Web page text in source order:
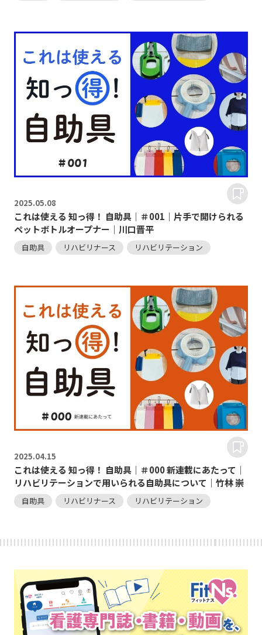
2025.05.08
これは使える 知っ得！ 自助具｜＃001｜片手で開けられる
ペットボトルオープナー｜川口晋平
自助具 リハビリナース リハビリテーション
2025.04.15
これは使える 知っ得！ 自助具｜＃000 新連載にあたって｜
リハビリテーションで用いられる自助具について｜竹林 崇
自助具 リハビリナース リハビリテーション